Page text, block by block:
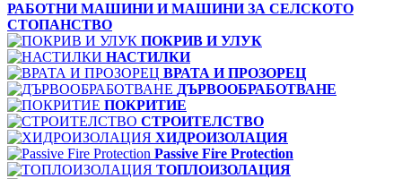
РАБОТНИ МАШИНИ И МАШИНИ ЗА СЕЛСКОТО
СТОПАНСТВО
ПОКРИВ И УЛУК
НАСТИЛКИ
ВРАТА И ПРОЗОРЕЦ
ДЪРВООБРАБОТВАНЕ
ПОКРИТИЕ
СТРОИТЕЛСТВО
ХИДРОИЗОЛАЦИЯ
Passive Fire Protection
ТОПЛОИЗОЛАЦИЯ